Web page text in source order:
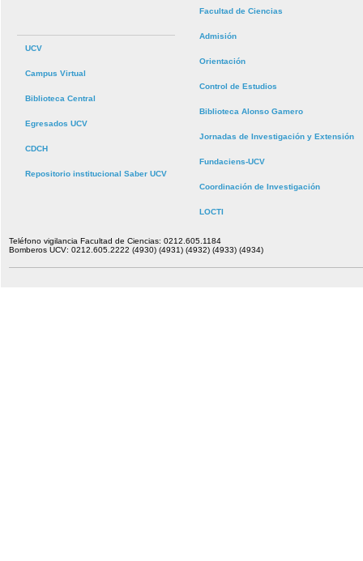
UCV
Campus Virtual
Biblioteca Central
Egresados UCV
CDCH
Repositorio institucional Saber UCV
Facultad de Ciencias
Admisión
Orientación
Control de Estudios
Biblioteca Alonso Gamero
Jornadas de Investigación y Extensión
Fundaciens-UCV
Coordinación de Investigación
LOCTI
Teléfono vigilancia Facultad de Ciencias: 0212.605.1184
Bomberos UCV: 0212.605.2222 (4930) (4931) (4932) (4933) (4934)